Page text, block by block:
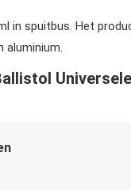
in spuitbus. Het
aluminium.